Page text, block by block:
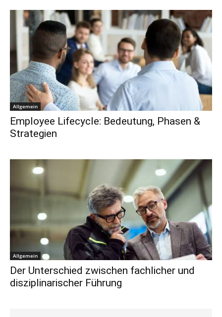
Allgemein
Employee Lifecycle: Bedeutung, Phasen &
Strategien
Allgemein
Der Unterschied zwischen fachlicher und
disziplinarischer Führung